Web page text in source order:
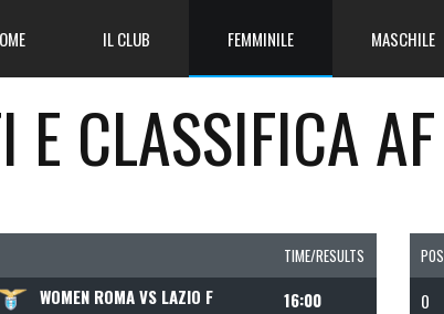
IL CLUB FEMMINILE MASCHILE
E CLASSIFICA AF
TIME/RESULTS
WOMEN ROMA VS LAZIO F
16:00
POS
0